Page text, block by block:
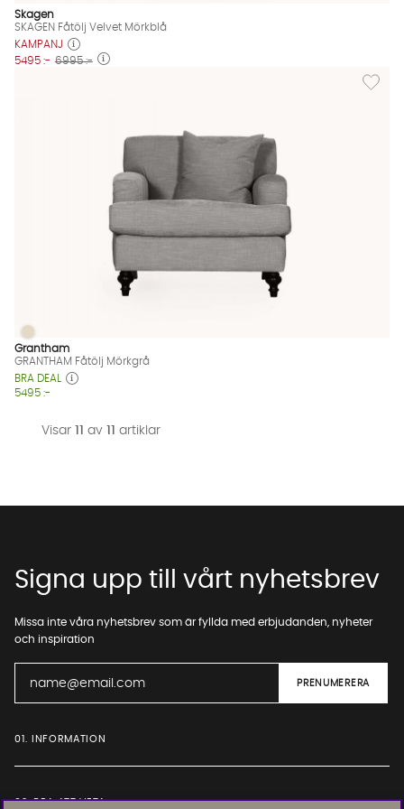
Skagen
SKAGEN Fåtölj Velvet Mörkblå
KAMPANJ
5495 :- 6995 :-
Lägg
GRANTHAM Fåtölj Mörkgrå Finns även i dessa färger:
GRANTHAM Fåtölj Mörkgrå
Grantham
GRANTHAM Fåtölj Mörkgrå
BRA DEAL
5495 :-
Visar av artiklar
Signa upp till vårt nyhetsbrev
Missa inte våra nyhetsbrev som är fyllda med erbjudanden, nyheter
och inspiration
01. INFORMATION
02. BRA ATT VETA